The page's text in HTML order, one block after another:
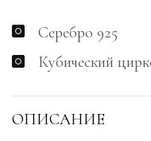
Серебро 925
Кубический
ОПИСАНИЕ